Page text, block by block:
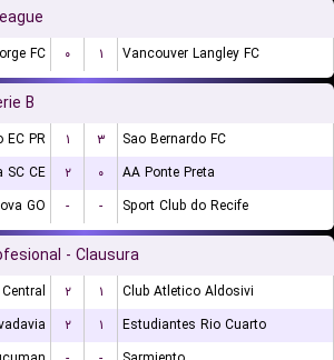
FC ۰ ۱ Vancouver Langley FC
B
EC PR ۱ ۳
Sao Bernardo FC
SC CE
۲ ۰
AA Ponte Preta
GO
- - Sport Club do Recife
- Clausura
۲ ۱
Club Atletico Aldosivi
۲ ۱
Estudiantes Rio Cuarto